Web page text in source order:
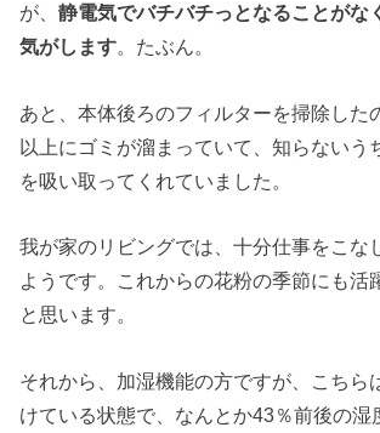
が、静電気でバチバチっとなることがな
気がします。たぶん。
あと、本体後ろのフィルターを掃除した
以上にゴミが溜まっていて、知らないう
を吸い取ってくれていました。
我が家のリビングでは、十分仕事をこな
ようです。 これからの花粉の季節にも活
と思います。
それから、加湿機能の方ですが、
こちら
けている状態で、なんとか43％前後の湿